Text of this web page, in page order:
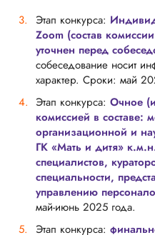
Этап конкурса:
Zoom (состав
уточнен перед
собеседование носит
характер. Сроки: май
Этап конкурса: Очное
комиссией в составе:
организационной и
ГК «Мать и дитя»
специалистов,
специальности,
управлению
май-июнь 2025 года.
Этап конкурса: